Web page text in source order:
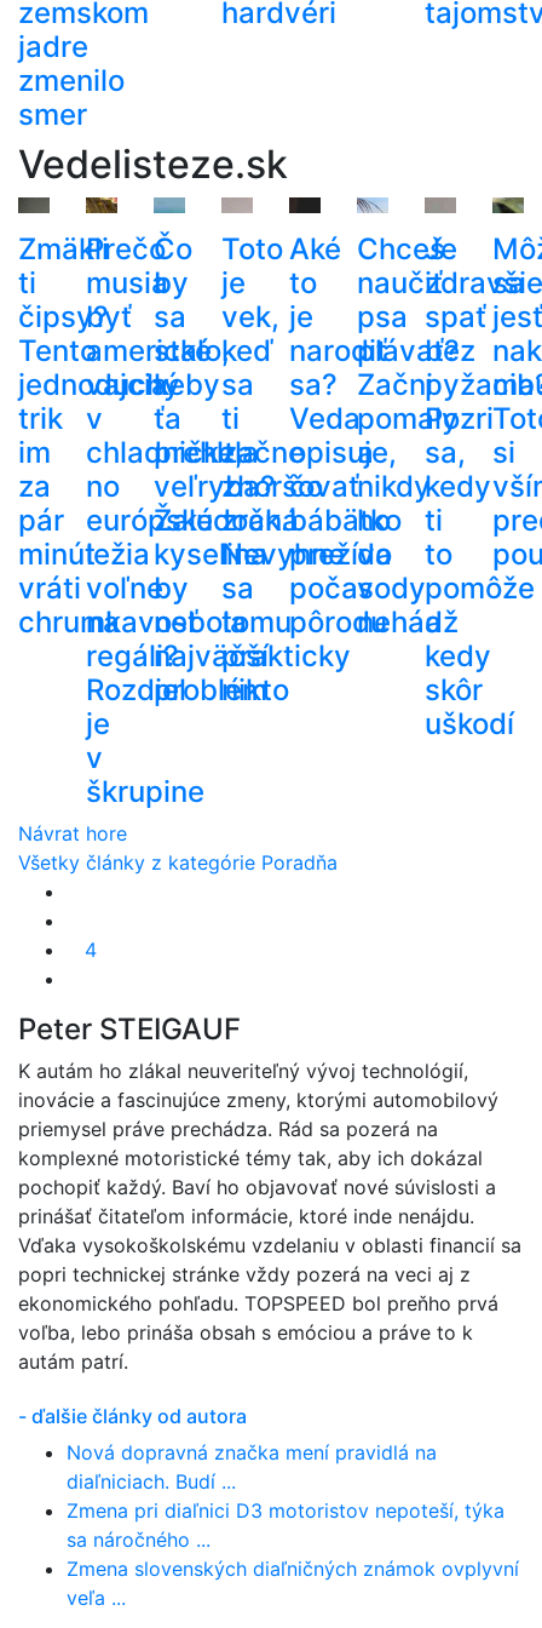
zemskom
jadre
zmenilo
smer
hardvéri
Vedelisteze.sk
Zmäkli
ti
čipsy?
Tento
jednoduchý
trik
im
za
pár
minút
vráti
chrumkavosť
Prečo
musia
byť
americké
vajcia
v
chladničke,
no
európske
ležia
voľne
na
regáli?
Rozdiel
je
v
škrupine
Čo
by
sa
stalo,
keby
ťa
prehltla
veľryba?
Žalúdočná
kyselina
by
nebola
najväčší
problém
Toto
je
vek,
keď
sa
ti
začne
zhoršovať
zrak.
Nevyhne
sa
tomu
prakticky
nikto
Aké
to
je
narodiť
sa?
Veda
opisuje,
čo
bábätko
prežíva
počas
pôrodu
Chceš
naučiť
psa
plávať?
Začni
pomaly
a
nikdy
ho
do
vody
nehádž
Je
zdravšie
spať
bez
Pozri
sa,
kedy
ti
to
pomôže
a
kedy
skôr
uškodí
sa
jesť
si
Návrat hore
Všetky články z kategórie Poradňa
4
Peter STEIGAUF
K autám ho zlákal neuveriteľný vývoj technológií,
inovácie a fascinujúce zmeny, ktorými automobilový
priemysel práve prechádza. Rád sa pozerá na
komplexné motoristické témy tak, aby ich dokázal
pochopiť každý. Baví ho objavovať nové súvislosti a
prinášať čitateľom informácie, ktoré inde nenájdu.
Vďaka vysokoškolskému vzdelaniu v oblasti financií sa
popri technickej stránke vždy pozerá na veci aj z
ekonomického pohľadu. TOPSPEED bol preňho prvá
voľba, lebo prináša obsah s emóciou a práve to k
autám patrí.
- ďalšie články od autora
Nová dopravná značka mení pravidlá na
diaľniciach. Budí ...
Zmena pri diaľnici D3 motoristov nepoteší, týka
sa náročného ...
Zmena slovenských diaľničných známok ovplyvní
veľa ...